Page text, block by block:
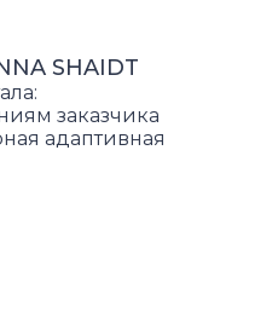
SHAIDT
заказчика
адаптивная